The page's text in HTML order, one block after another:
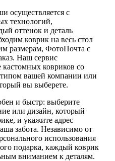
осуществляется с
технологий,
оттенок и деталь
коврик на весь стол
размерам, ФотоПочта с
Наш сервис
кастомных ковриков со
вашей компании или
вы выберете.
и быстр: выберите
или дизайн, который
и укажите адрес
забота. Независимо от
использования
подарка, каждый коврик
вниманием к деталям.